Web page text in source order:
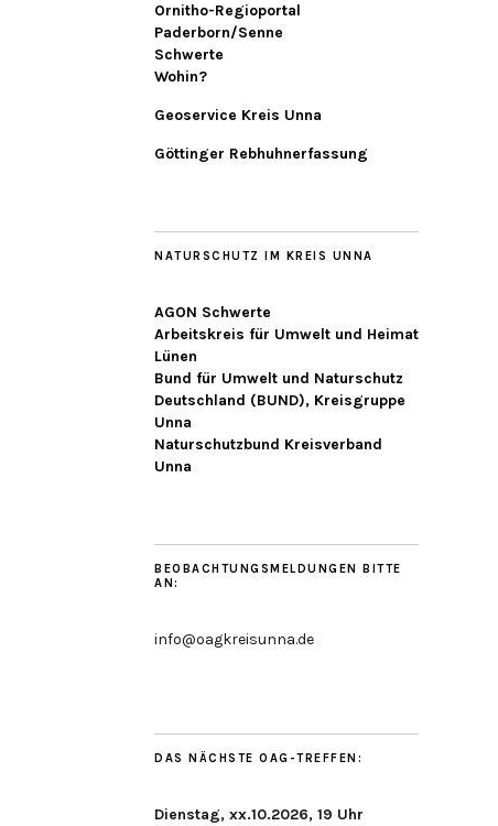
Ornitho-Regioportal
Paderborn/Senne
Schwerte
Wohin?
Geoservice Kreis Unna
Göttinger Rebhuhnerfassung
NATURSCHUTZ IM KREIS UNNA
AGON Schwerte
Arbeitskreis für Umwelt und Heimat
Lünen
Bund für Umwelt und Naturschutz
Deutschland (BUND), Kreisgruppe
Unna
Naturschutzbund Kreisverband
Unna
BEOBACHTUNGSMELDUNGEN BITTE
AN:
info@oagkreisunna.de
DAS NÄCHSTE OAG-TREFFEN:
Dienstag, xx.10.2026, 19 Uhr